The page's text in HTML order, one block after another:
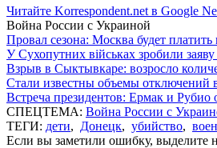
Читайте Korrespondent.net в Google
Война России с Украиной
Провал сезона: Москва будет
У Сухопутних військах зробили заяву
Взрыв в Сыктывкаре: возросло
Стали известны объемы отключений
Встреча президентов: Ермак и Рубио
СПЕЦТЕМА: Война России с
ТЕГИ: дети, Донецк, убийство,
Если вы заметили ошибку, выделите